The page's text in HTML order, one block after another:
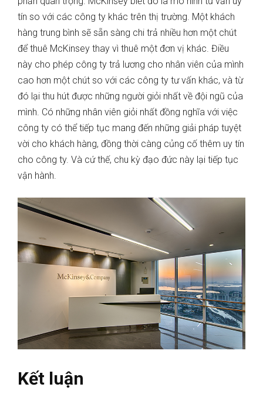
tín so với các công ty khác trên thị trường. Một khách
hàng trung bình sẽ sẵn sàng chi trả nhiều hơn một chút
để thuê McKinsey thay vì thuê một đơn vị khác. Điều
này cho phép công ty trả lương cho nhân viên của mình
cao hơn một chút so với các công ty tư vấn khác, và từ
đó lại thu hút được những người giỏi nhất về đội ngũ của
mình. Có những nhân viên giỏi nhất đồng nghĩa với việc
công ty có thể tiếp tục mang đến những giải pháp tuyệt
vời cho khách hàng, đồng thời càng củng cố thêm uy tín
cho công ty. Và cứ thế, chu kỳ đạo đức này lại tiếp tục
vận hành.
Kết luận